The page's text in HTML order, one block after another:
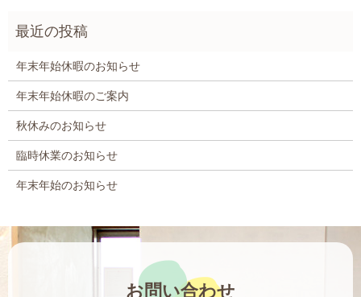
年末年始休暇のお知らせ
年末年始休暇のご案内
秋休みのお知らせ
臨時休業のお知らせ
年末年始のお知らせ
お問い合わせ